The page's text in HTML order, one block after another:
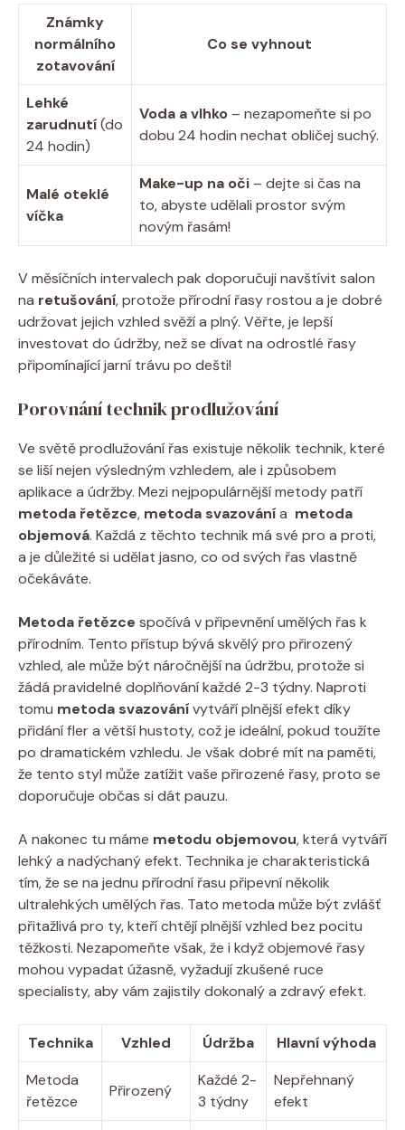
Známky
normálního
zotavování
Co se vyhnout
Lehké
zarudnutí⁢(do
24 hodin)
Voda a vlhko – nezapomeňte si po
dobu ‌24 hodin nechat obličej suchý.
Malé oteklé
víčka
Make-up⁤ na oči – dejte ⁤si čas na
to, abyste udělali prostor svým
novým řasám!
V měsíčních intervalech⁢ pak⁣ doporučuji navštívit ⁣salon
na retušování, protože přírodní řasy rostou a je​ dobré
udržovat jejich vzhled svěží a plný. Věřte, je lepší
investovat do údržby, než se dívat na ⁤odrostlé řasy
připomínající jarní trávu po ‍dešti!
Porovnání technik prodlužování
Ve světě prodlužování řas existuje několik technik, které
se liší nejen výsledným⁣ vzhledem, ale i způsobem
aplikace⁤ a údržby. Mezi nejpopulárnější metody patří
metoda řetězce, metoda svazovánía ⁢ metoda
objemová. Každá z těchto technik má své pro a proti,
a‌ je důležité si udělat jasno, co ⁤od svých řas vlastně
očekáváte.
Metoda‌ řetězce spočívá v ‌připevnění umělých řas k
přírodním. Tento přístup​ bývá skvělý pro ‌přirozený
vzhled, ale ⁣může být náročnější na údržbu, protože si​
žádá pravidelné doplňování každé 2-3 týdny. Naproti⁢
tomu metoda svazovánívytváří plnější⁤ efekt díky
přidání fler⁣ a větší‌ hustoty, což je ideální, pokud toužíte
po dramatickém ‌vzhledu. Je však dobré mít na paměti,⁢
že tento styl může zatížit vaše přirozené řasy, proto se
doporučuje občas si dát pauzu.
A nakonec tu máme metodu objemovou, která vytváří
lehký a nadýchaný efekt. Technika je charakteristická
tím, že se na jednu přírodní řasu připevní několik
ultralehkých‍ umělých řas. Tato metoda může být zvlášť
přitažlivá pro ty, kteří chtějí plnější vzhled bez ​pocitu
těžkosti. Nezapomeňte však,​ že i když objemové řasy
mohou vypadat úžasně, vyžadují zkušené ruce
specialisty, aby vám zajistily dokonalý a zdravý efekt.
Technika Vzhled Údržba
Hlavní výhoda
Metoda
řetězce
Přirozený
Každé 2-
3 týdny
Nepřehnaný
efekt